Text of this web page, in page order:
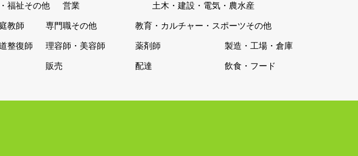
福祉その他 営業 土木・建設・電気・農水産
教師 専門職その他 教育・カルチャー・スポーツその他
整復師 理容師・美容師 薬剤師 製造・工場・倉庫
販売 配達 飲食・フード